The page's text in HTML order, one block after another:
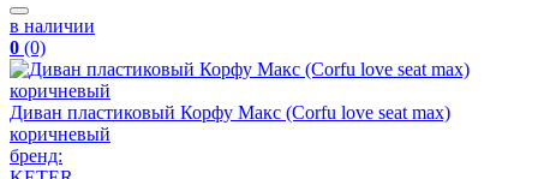
в наличии
0 (0)
Диван пластиковый Корфу Макс (Corfu love seat max)
коричневый
бренд: